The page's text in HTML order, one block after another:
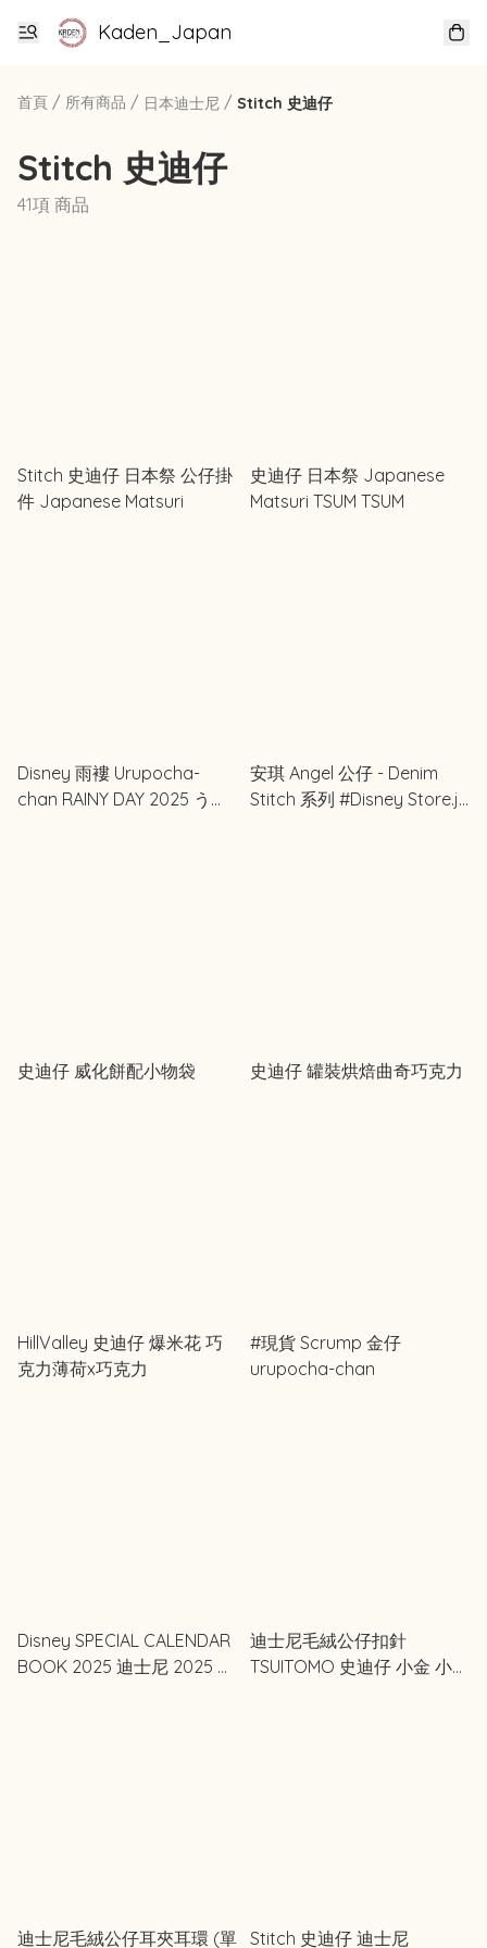
Kaden_Japan
首頁 / 所有商品 / 日本迪士尼 / Stitch 史迪仔
Stitch 史迪仔
41項 商品
Stitch 史迪仔 日本祭 公仔掛
件 Japanese Matsuri
史迪仔 日本祭 Japanese
Matsuri TSUM TSUM
Disney 雨褸 Urupocha-
chan RAINY DAY 2025 うる
安琪 Angel 公仔 - Denim
Stitch 系列 #Disney Store.jp
史迪仔 威化餅配小物袋 史迪仔 罐裝烘焙曲奇巧克力
HillValley 史迪仔 爆米花 巧
克力薄荷x巧克力
#現貨 Scrump 金仔
urupocha-chan
Disney SPECIAL CALENDAR
BOOK 2025 迪士尼 2025 年
迪士尼毛絨公仔扣針
TSUITOMO 史迪仔 小金 小熊
迪士尼毛絨公仔耳夾耳環 (單 Stitch 史迪仔 迪士尼